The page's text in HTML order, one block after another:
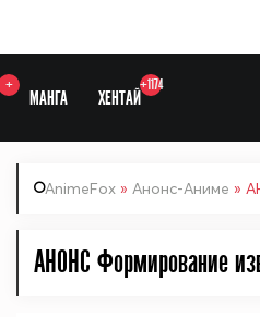
+
МАНГА ХЕНТАЙ
+1174
AnimeFox » Анонс-Аниме »
АНОНС Формирование